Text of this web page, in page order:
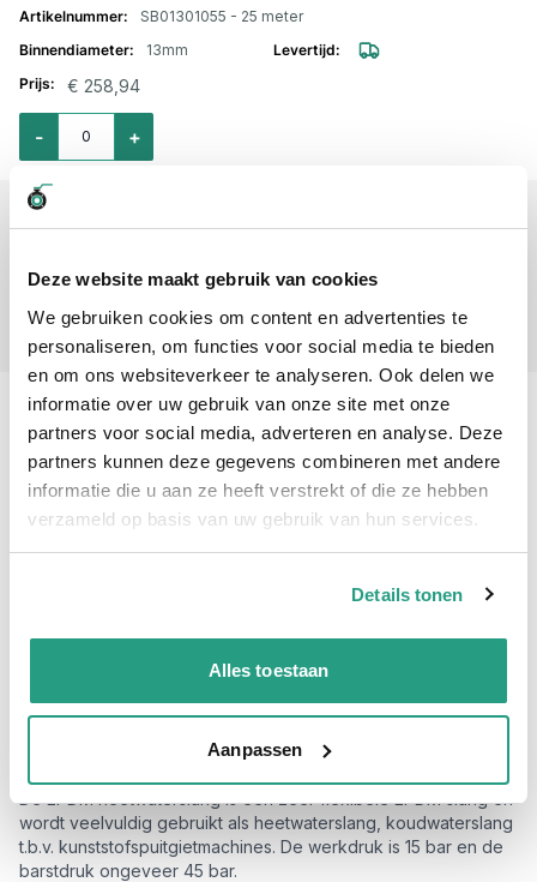
Deze website maakt gebruik van cookies
We gebruiken cookies om content en advertenties te
personaliseren, om functies voor social media te bieden
en om ons websiteverkeer te analyseren. Ook delen we
informatie over uw gebruik van onze site met onze
partners voor social media, adverteren en analyse. Deze
partners kunnen deze gegevens combineren met andere
informatie die u aan ze heeft verstrekt of die ze hebben
verzameld op basis van uw gebruik van hun services.
Details tonen
Alles toestaan
Aanpassen
SB01301055 - 25 meter
13mm
€ 258,94
Aantal voor EPDM heetwaterslang rood 13mm / 25 meter
+
-
€ 517,88
Aantal voor EPDM heetwaterslang rood 13mm / 50 meter
+
-
Professioneel advies
15.000 producten uit voorraad
Hoge klantbeoordelingen: 9/10
Snelle levering
Meer informatie
EPDM Heetwaterslang Hot
Temperature Rood kopen?
De EPDM heetwaterslang is een zeer flexibele EPDM slang en
wordt veelvuldig gebruikt als heetwaterslang, koudwaterslang
t.b.v. kunststofspuitgietmachines. De werkdruk is 15 bar en de
barstdruk ongeveer 45 bar.